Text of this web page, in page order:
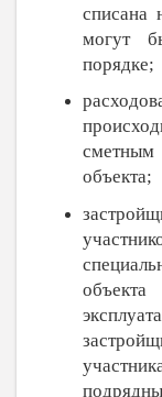
списана
могут
порядке;
сметным
объекта;